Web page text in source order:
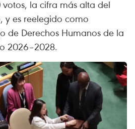
la cifra más alta del
y es reelegido como
de Derechos Humanos de la
2026–2028.